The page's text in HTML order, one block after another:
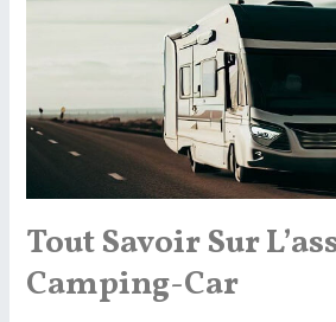
:
Tout Savoir Sur
Camping-Car